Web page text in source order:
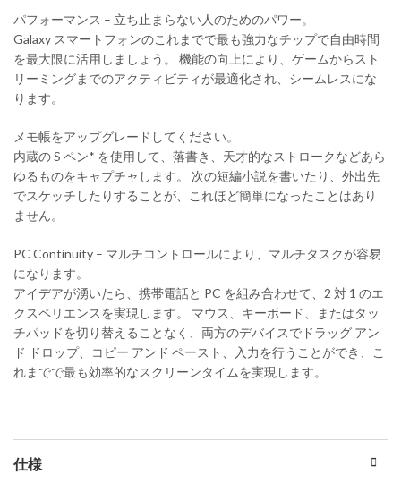
パフォーマンス – 立ち止まらない人のためのパワー。
Galaxy スマートフォンのこれまでで最も強力なチップで自由時間
を最大限に活用しましょう。 機能の向上により、ゲームからスト
リーミングまでのアクティビティが最適化され、シームレスにな
ります。
メモ帳をアップグレードしてください。
内蔵の S ペン* を使用して、落書き、天才的なストロークなどあら
ゆるものをキャプチャします。 次の短編小説を書いたり、外出先
でスケッチしたりすることが、これほど簡単になったことはあり
ません。
PC Continuity – マルチコントロールにより、マルチタスクが容易
になります。
アイデアが湧いたら、携帯電話と PC を組み合わせて、2 対 1 のエ
クスペリエンスを実現します。 マウス、キーボード、またはタッ
チパッドを切り替えることなく、両方のデバイスでドラッグ アン
ド ドロップ、コピー アンド ペースト、入力を行うことができ、こ
れまでで最も効率的なスクリーンタイムを実現します。
仕様